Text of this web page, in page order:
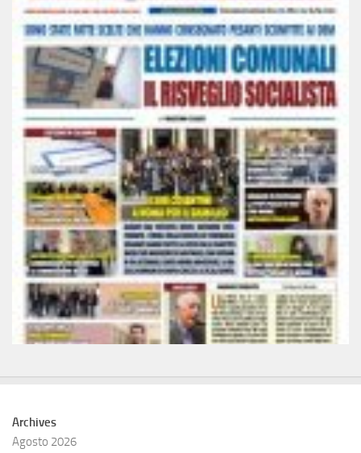
Archives
Agosto 2026